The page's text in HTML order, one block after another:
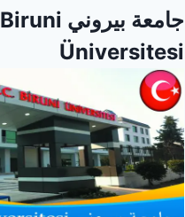
جامعة بيروني Biruni
Üniversitesi